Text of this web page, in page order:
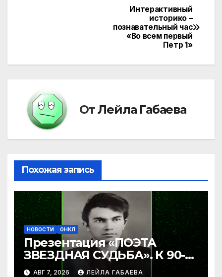
Интерактивный
историко –
познавательный час
«Во всем первый
Петр 1»
ОтЛейла Габаева
Похожая запись
НОВОСТИ ОНКЛ
Презентация «ПОЭТА
ЗВЕЗДНАЯ СУДЬБА». К 90-
летию Ибрагима Бабаева.
АВГ 7, 2026 ЛЕЙЛА ГАБАЕВА